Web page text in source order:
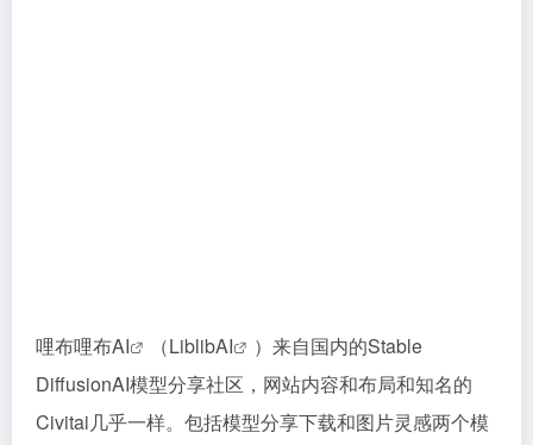
哩布哩布AI （LiblibAI
）来自国内的Stable
DiffusionAI模型分享社区，网站内容和布局和知名的
Civitai几乎一样。包括模型分享下载和图片灵感两个模